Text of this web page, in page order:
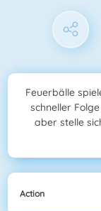
Feuerbälle
schneller
aber stelle
Action